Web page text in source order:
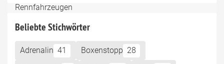
Beliebte Stichwörter
Adrenalin 41 Boxenstopp 28